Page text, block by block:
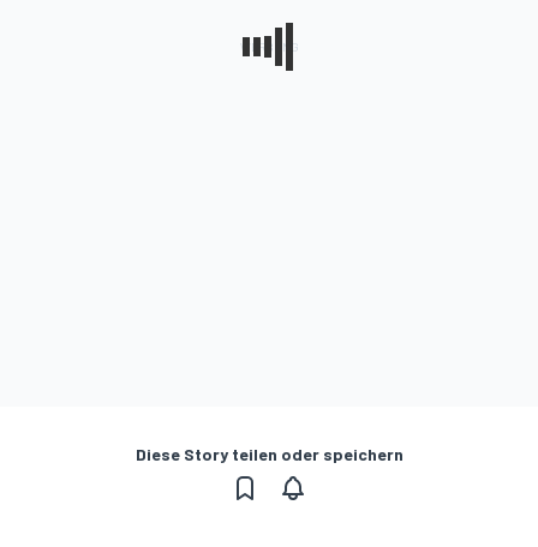
Diese Story teilen oder speichern